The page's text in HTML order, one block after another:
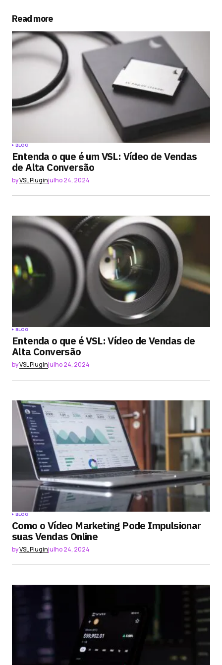
Submit Comment
Read more
BLOG
Entenda o que é um VSL: Vídeo de Vendas
de Alta Conversão
byVSL Pluginjulho 24, 2024
BLOG
Entenda o que é VSL: Vídeo de Vendas de
Alta Conversão
byVSL Pluginjulho 24, 2024
BLOG
Como o Vídeo Marketing Pode Impulsionar
suas Vendas Online
byVSL Pluginjulho 24, 2024